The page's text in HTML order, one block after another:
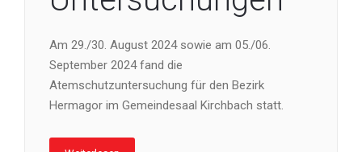
Am 29./30. August 2024 sowie am 05./06.
September 2024 fand die
Atemschutzuntersuchung für den Bezirk
Hermagor im Gemeindesaal Kirchbach statt.